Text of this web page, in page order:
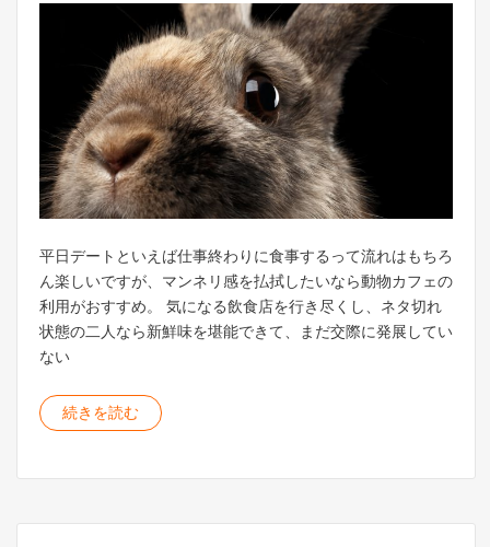
平日デートといえば仕事終わりに食事するって流れはもちろ
ん楽しいですが、マンネリ感を払拭したいなら動物カフェの
利用がおすすめ。 気になる飲食店を行き尽くし、ネタ切れ
状態の二人なら新鮮味を堪能できて、まだ交際に発展してい
ない
続きを読む